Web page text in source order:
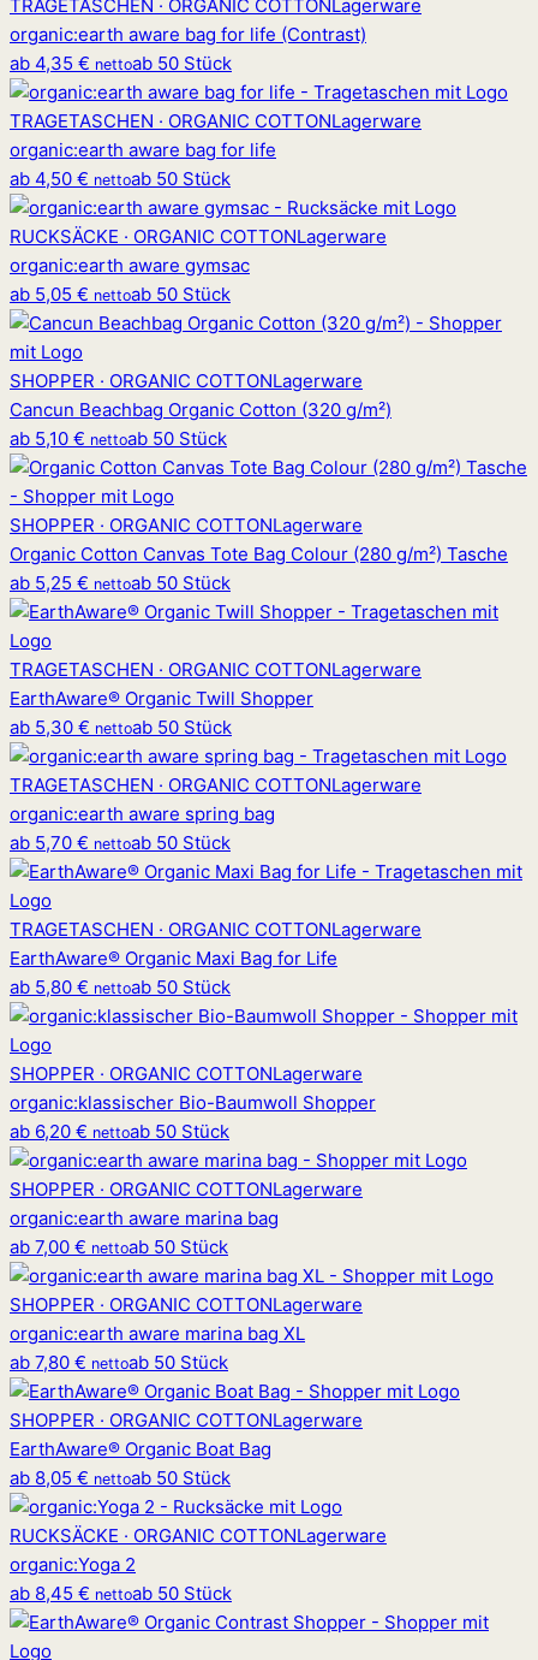
TRAGETASCHEN · ORGANIC COTTON Lagerware
organic:earth aware bag for life (Contrast)
ab 4,35 € nettoab 50 Stück
TRAGETASCHEN · ORGANIC COTTONLagerware
organic:earth aware bag for life
ab 4,50 € nettoab 50 Stück
RUCKSÄCKE · ORGANIC COTTONLagerware
organic:earth aware gymsac
ab 5,05 € nettoab 50 Stück
SHOPPER · ORGANIC COTTONLagerware
Cancun Beachbag Organic Cotton (320 g/m²)
ab 5,10 € nettoab 50 Stück
SHOPPER · ORGANIC COTTONLagerware
Organic Cotton Canvas Tote Bag Colour (280 g/m²) Tasche
ab 5,25 € nettoab 50 Stück
TRAGETASCHEN · ORGANIC COTTONLagerware
EarthAware® Organic Twill Shopper
ab 5,30 € nettoab 50 Stück
TRAGETASCHEN · ORGANIC COTTONLagerware
organic:earth aware spring bag
ab 5,70 € nettoab 50 Stück
TRAGETASCHEN · ORGANIC COTTONLagerware
EarthAware® Organic Maxi Bag for Life
ab 5,80 € nettoab 50 Stück
SHOPPER · ORGANIC COTTONLagerware
organic:klassischer Bio-Baumwoll Shopper
ab 6,20 € nettoab 50 Stück
SHOPPER · ORGANIC COTTONLagerware
organic:earth aware marina bag
ab 7,00 € nettoab 50 Stück
SHOPPER · ORGANIC COTTONLagerware
organic:earth aware marina bag XL
ab 7,80 € nettoab 50 Stück
SHOPPER · ORGANIC COTTONLagerware
EarthAware® Organic Boat Bag
ab 8,05 € nettoab 50 Stück
RUCKSÄCKE · ORGANIC COTTONLagerware
organic:Yoga 2
ab 8,45 € nettoab 50 Stück